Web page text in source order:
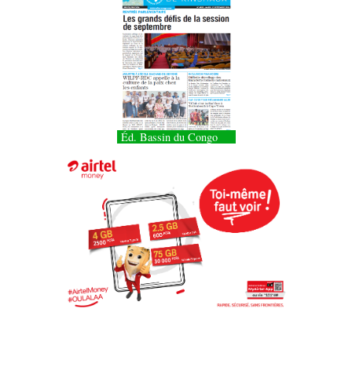
Éd. Bassin du Congo